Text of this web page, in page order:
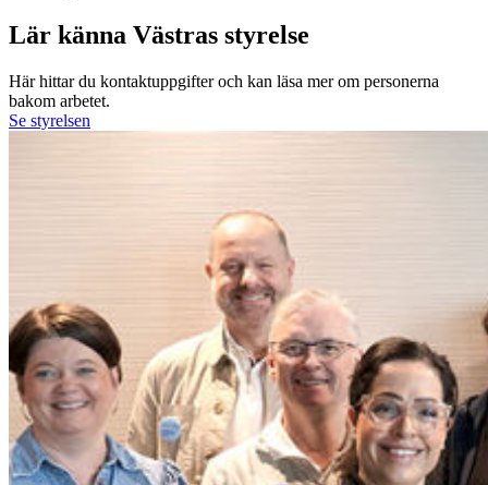
Lär känna Västras styrelse
Här hittar du kontaktuppgifter och kan läsa mer om personerna
bakom arbetet.
Se styrelsen